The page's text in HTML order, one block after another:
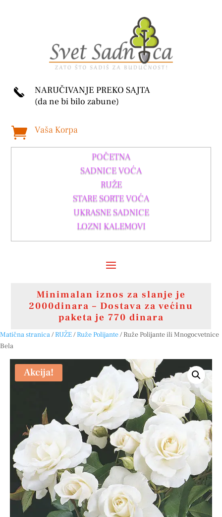
NARUČIVANJE PREKO SAJTA
(da ne bi bilo zabune)
 Vaša Korpa
POČETNA
SADNICE VOĆA
RUŽE
STARE SORTE VOĆA
UKRASNE SADNICE
LOZNI KALEMOVI
Minimalan iznos za slanje je
2000dinara – Dostava za većinu
paketa je 770 dinara
Matična stranica/RUŽE/Ruže Polijante/ Ruže Polijante ili Mnogocvetnice
Bela
Akcija!